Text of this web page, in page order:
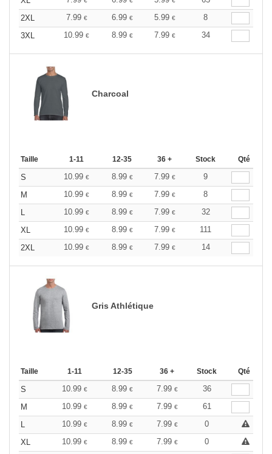
2XL
7.99 € 6.99 € 5.99 €
8
3XL
10.99 € 8.99 € 7.99 € 34
Charcoal
Taille 1-11 12-35 36 + Stock Qté
S 10.99 € 8.99 € 7.99 €
9
M
10.99 € 8.99 € 7.99 €
8
L
10.99 € 8.99 € 7.99 €
32
XL
10.99 € 8.99 € 7.99 €
111
2XL
10.99 € 8.99 € 7.99 € 14
Gris Athlétique
Taille 1-11 12-35 36 + Stock Qté
S 10.99 € 8.99 € 7.99 €
36
M
10.99 € 8.99 € 7.99 €
61
L
10.99 € 8.99 € 7.99 €
0
XL
10.99 € 8.99 € 7.99 €
0